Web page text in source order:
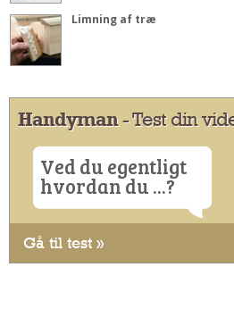
Limning af træ
Handyman- Test din
Ved du egentligt
hvordan du ...?
Gå til test »